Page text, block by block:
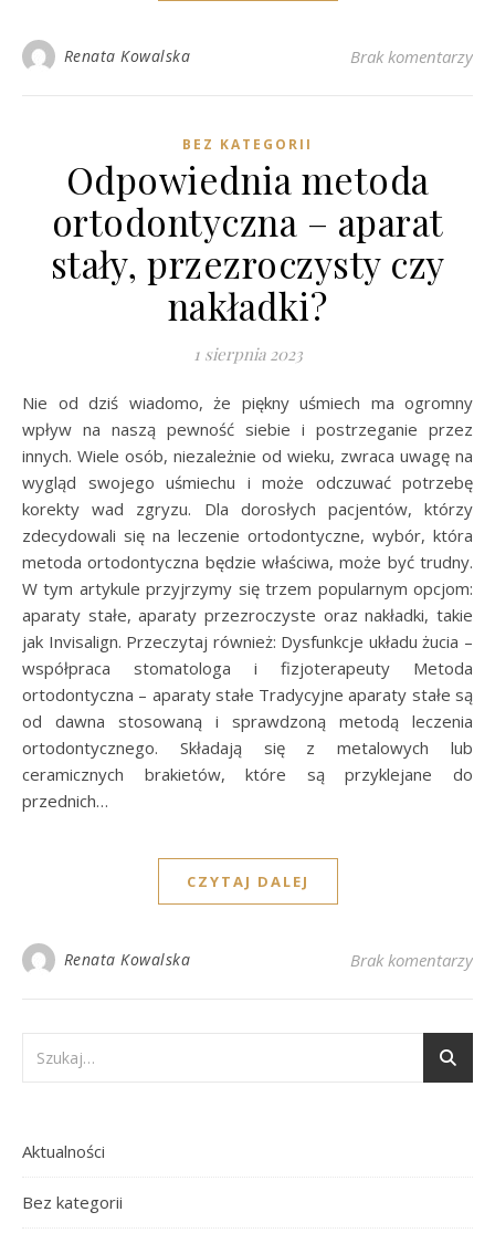
Renata Kowalska Brak komentarzy
BEZ KATEGORII
Odpowiednia metoda
ortodontyczna – aparat
stały, przezroczysty czy
nakładki?
1 sierpnia 2023
Nie od dziś wiadomo, że piękny uśmiech ma ogromny
wpływ na naszą pewność siebie i postrzeganie przez
innych. Wiele osób, niezależnie od wieku, zwraca uwagę na
wygląd swojego uśmiechu i może odczuwać potrzebę
korekty wad zgryzu. Dla dorosłych pacjentów, którzy
zdecydowali się na leczenie ortodontyczne, wybór, która
metoda ortodontyczna będzie właściwa, może być trudny.
W tym artykule przyjrzymy się trzem popularnym opcjom:
aparaty stałe, aparaty przezroczyste oraz nakładki, takie
jak Invisalign. Przeczytaj również: Dysfunkcje układu żucia –
współpraca stomatologa i fizjoterapeuty Metoda
ortodontyczna – aparaty stałe Tradycyjne aparaty stałe są
od dawna stosowaną i sprawdzoną metodą leczenia
ortodontycznego. Składają się z metalowych lub
ceramicznych brakietów, które są przyklejane do
przednich…
CZYTAJ DALEJ
Renata Kowalska Brak komentarzy
Aktualności
Bez kategorii